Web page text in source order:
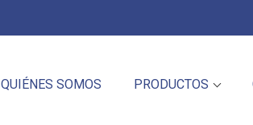
QUIÉNES SOMOS PRODUCTOS